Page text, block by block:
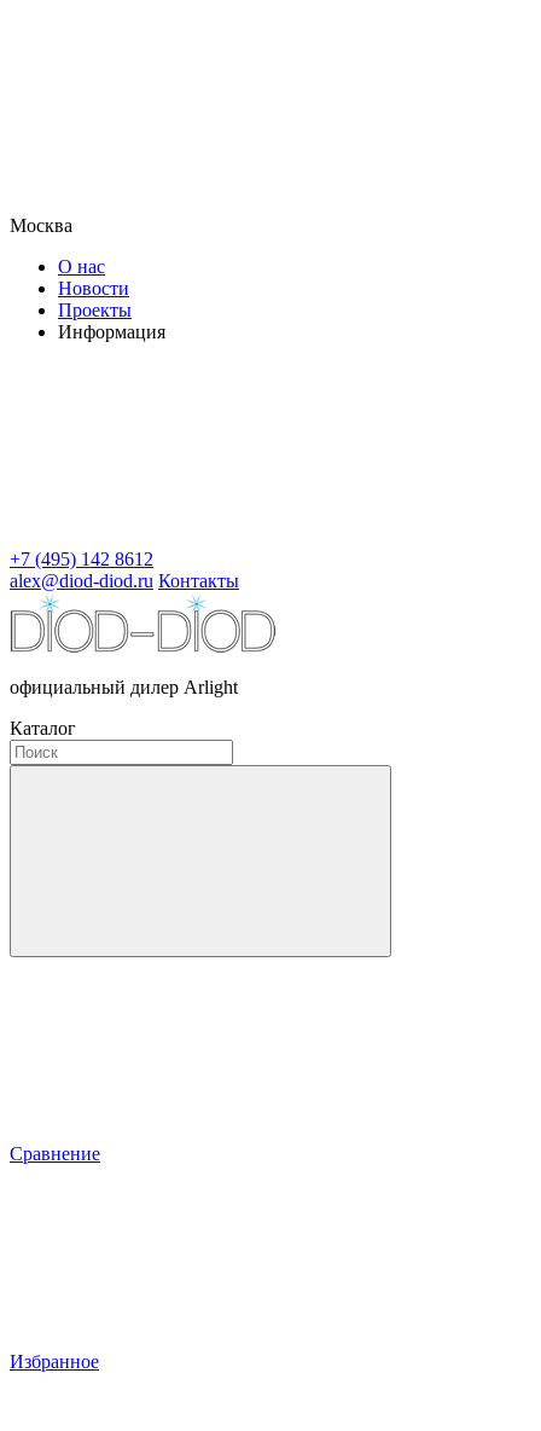
Москва
О нас
Новости
Проекты
Информация
+7 (495) 142 8612
alex@diod-diod.ru Контакты
официальный дилер Arlight
Каталог
Сравнение
Избранное